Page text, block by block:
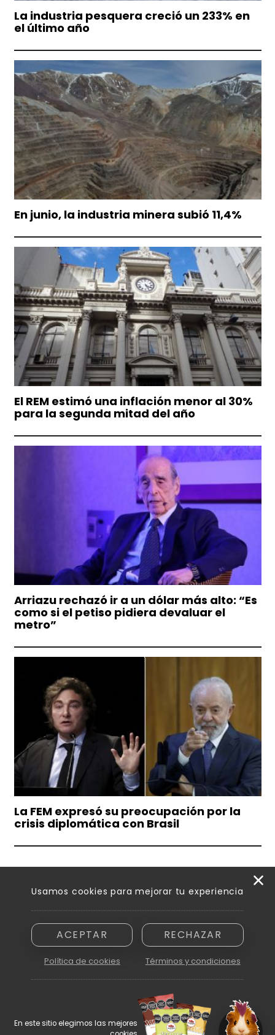
La industria pesquera creció un 233% en
el último año
En junio, la industria minera subió 11,4%
El REM estimó una inflación menor al 30%
para la segunda mitad del año
Arriazu rechazó ir a un dólar más alto: “Es
como si el petiso pidiera devaluar el
metro”
La FEM expresó su preocupación por la
crisis diplomática con Brasil
Razón social: Innovamedia S. A. - CUIT asignada: 30-71894810-6
Domicilio: Peatonal Sarmiento 250, piso 6.º, oficina B - Ciudad de
Usamos cookies para mejorar tu experiencia
ACEPTAR RECHAZAR
Política de cookies Términos y condiciones
En este sitio elegimos las mejores